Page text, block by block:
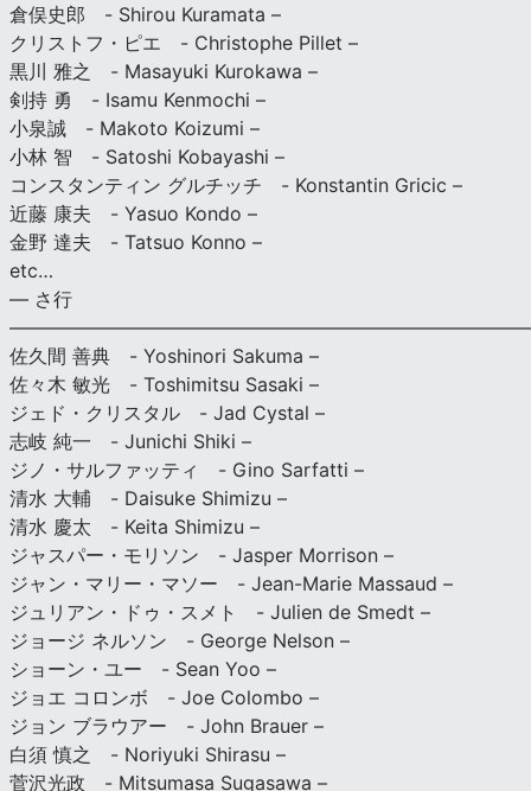
倉俣史郎 - Shirou Kuramata –
クリストフ・ピエ - Christophe Pillet –
黒川 雅之 - Masayuki Kurokawa –
剣持 勇 - Isamu Kenmochi –
小泉誠 - Makoto Koizumi –
小林 智 - Satoshi Kobayashi –
コンスタンティン グルチッチ - Konstantin Gricic –
近藤 康夫 - Yasuo Kondo –
金野 達夫 - Tatsuo Konno –
etc…
— さ行
佐久間 善典 - Yoshinori Sakuma –
佐々木 敏光 - Toshimitsu Sasaki –
ジェド・クリスタル - Jad Cystal –
志岐 純一 - Junichi Shiki –
ジノ・サルファッティ - Gino Sarfatti –
清水 大輔 - Daisuke Shimizu –
清水 慶太 - Keita Shimizu –
ジャスパー・モリソン - Jasper Morrison –
ジャン・マリー・マソー - Jean-Marie Massaud –
ジュリアン・ドゥ・スメト - Julien de Smedt –
ジョージ ネルソン - George Nelson –
ショーン・ユー - Sean Yoo –
ジョエ コロンボ - Joe Colombo –
ジョン ブラウアー - John Brauer –
白須 慎之 - Noriyuki Shirasu –
菅沢光政 - Mitsumasa Sugasawa –